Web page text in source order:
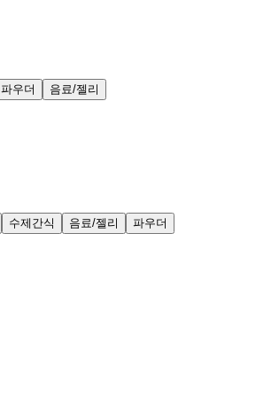
파우더 음료/젤리
수제간식 음료/젤리 파우더